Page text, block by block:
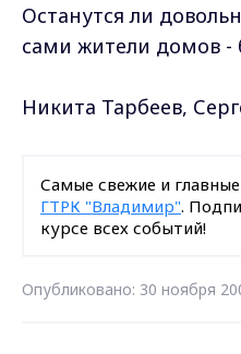
Останутся ли
сами жители домов -
Никита Тарбеев,
Самые свежие и
ГТРК "Владимир".
курсе всех событий!
Опубликовано: 30 ноября